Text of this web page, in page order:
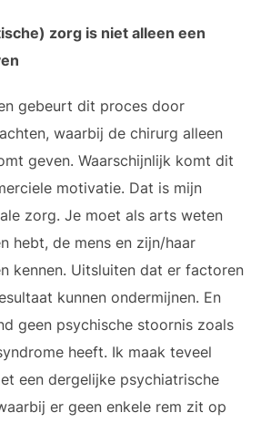
zorg is niet alleen een
gebeurt dit proces door
waarbij de chirurg alleen
geven. Waarschijnlijk komt dit
motivatie. Dat is mijn
zorg. Je moet als arts weten
hebt, de mens en zijn/haar
kennen. Uitsluiten dat er factoren
kunnen ondermijnen. En
geen psychische stoornis zoals
heeft. Ik maak teveel
een dergelijke psychiatrische
er geen enkele rem zit op